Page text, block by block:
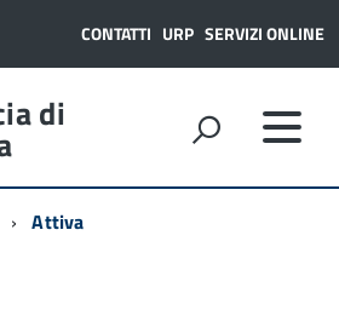
CONTATTI URP SERVIZI ONLINE
di
Attiva